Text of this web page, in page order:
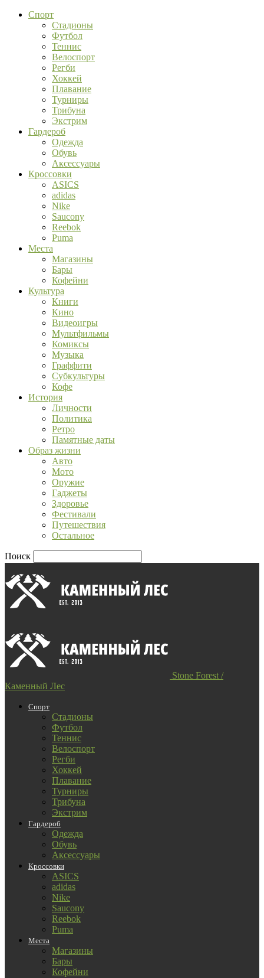
Спорт
Стадионы
Футбол
Теннис
Велоспорт
Регби
Хоккей
Плавание
Турниры
Трибуна
Экстрим
Гардероб
Одежда
Обувь
Аксессуары
Кроссовки
ASICS
adidas
Nike
Saucony
Reebok
Puma
Места
Магазины
Бары
Кофейни
Культура
Книги
Кино
Видеоигры
Мультфильмы
Комиксы
Музыка
Граффити
Субкультуры
Кофе
История
Личности
Политика
Ретро
Памятные даты
Образ жизни
Авто
Мото
Оружие
Гаджеты
Здоровье
Фестивали
Путешествия
Остальное
Поиск
Stone Forest /
Каменный Лес
Спорт
Стадионы
Футбол
Теннис
Велоспорт
Регби
Хоккей
Плавание
Турниры
Трибуна
Экстрим
Гардероб
Одежда
Обувь
Аксессуары
Кроссовки
ASICS
adidas
Nike
Saucony
Reebok
Puma
Места
Магазины
Бары
Кофейни